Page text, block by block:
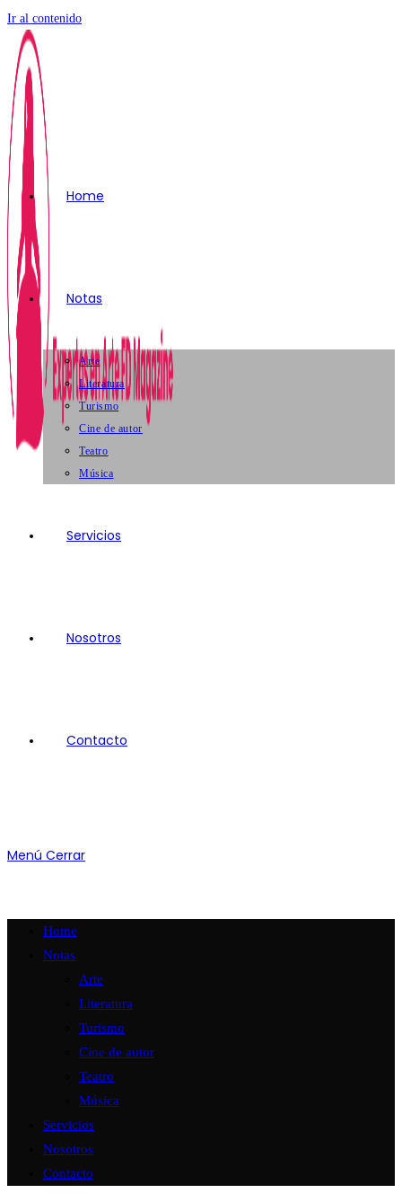
Ir al contenido
Home
Notas
Arte
Literatura
Turismo
Cine de autor
Teatro
Música
Servicios
Nosotros
Contacto
Menú Cerrar
Home
Notas
Arte
Literatura
Turismo
Cine de autor
Teatro
Música
Servicios
Nosotros
Contacto